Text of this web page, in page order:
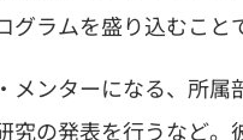
ラムを盛り込むこと
メンターになる、所
究の発表を行うなど